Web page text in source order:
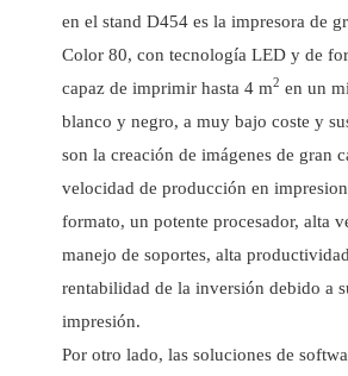
en el stand D454 es la impresora de
Color 80, con tecnología LED y de
capaz de imprimir hasta 4 m2 en un
blanco y negro, a muy bajo coste y
son la creación de imágenes de gran
velocidad de producción en
formato, un potente procesador, alta
manejo de soportes, alta
rentabilidad de la inversión debido a
impresión.
Porotro lado, las soluciones de